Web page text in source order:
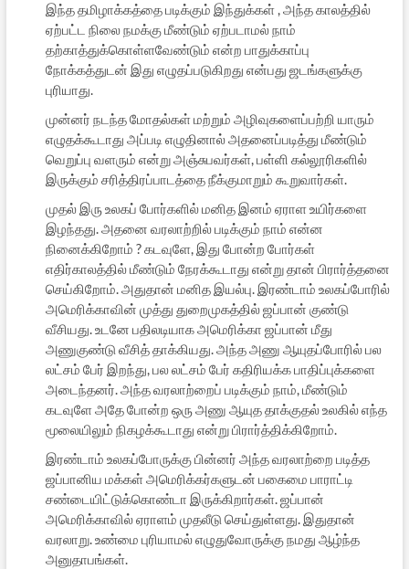
இந்த தமிழாக்கத்தை படிக்கும் இந்துக்கள் , அந்த காலத்தில்
ஏற்பட்ட நிலை நமக்கு மீண்டும் ஏற்படாமல் நாம்
தற்காத்துக்கொள்ளவேண்டும் என்ற பாதுக்காப்பு
நோக்கத்துடன் இது எழுதப்படுகிறது என்பது ஜடங்களுக்கு
புரியாது.
முன்னர் நடந்த மோதல்கள் மற்றும் அழிவுகளைப்பற்றி யாரும்
எழுதக்கூடாது அப்படி எழுதினால் அதனைப்படித்து மீண்டும்
வெறுப்பு வளரும் என்று அஞ்சுபவர்கள், பள்ளி கல்லூரிகளில்
இருக்கும் சரித்திரப்பாடத்தை நீக்குமாறும் கூறுவார்கள்.
முதல் இரு உலகப் போர்களில் மனித இனம் ஏராள உயிர்களை
இழந்தது. அதனை வரலாற்றில் படிக்கும் நாம் என்ன
நினைக்கிறோம் ? கடவுளே, இது போன்ற போர்கள்
எதிர்காலத்தில் மீண்டும் நேரக்கூடாது என்று தான் பிரார்த்தனை
செய்கிறோம். அதுதான் மனித இயல்பு. இரண்டாம் உலகப்போரில்
அமெரிக்காவின் முத்து துறைமுகத்தில் ஜப்பான் குண்டு
வீசியது. உடனே பதிலடியாக அமெரிக்கா ஜப்பான் மீது
அணுகுண்டு வீசித் தாக்கியது. அந்த அணு ஆயுதப்போரில் பல
லட்சம் பேர் இறந்து, பல லட்சம் பேர் கதிரியக்க பாதிப்புக்களை
அடைந்தனர். அந்த வரலாற்றைப் படிக்கும் நாம், மீண்டும்
கடவுளே அதே போன்ற ஒரு அணு ஆயுத தாக்குதல் உலகில் எந்த
மூலையிலும் நிகழக்கூடாது என்று பிரார்த்திக்கிறோம்.
இரண்டாம் உலகப்போருக்கு பின்னர் அந்த வரலாற்றை படித்த
ஜப்பானிய மக்கள் அமெரிக்கர்களுடன் பகைமை பாராட்டி
சண்டையிட்டுக்கொண்டா இருக்கிறார்கள். ஜப்பான்
அமெரிக்காவில் ஏராளம் முதலீடு செய்துள்ளது. இதுதான்
வரலாறு. உண்மை புரியாமல் எழுதுவோருக்கு நமது ஆழ்ந்த
அனுதாபங்கள்.